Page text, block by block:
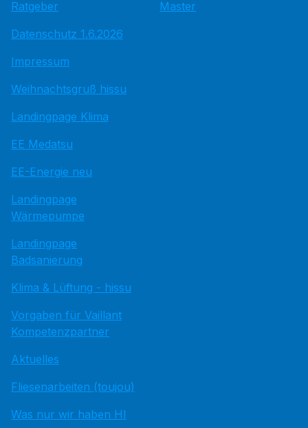
Ratgeber
Datenschutz 1.6.2026
Impressum
Weihnachtsgruß hissu
Landingpage Klima
EE Medatsu
EE-Energie neu
Landingpage
Wärmepumpe
Landingpage
Badsanierung
Klima & Lüftung - hissu
Vorgaben für Vaillant
Kompetenzpartner
Aktuelles
Fliesenarbeiten (toujou)
Was nur wir haben HI
Master